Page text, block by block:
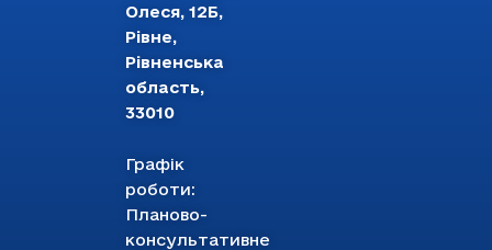
Олеся, 12Б,
Рівне,
Рівненська
область,
33010
Графік
роботи:
Планово-
консультативне